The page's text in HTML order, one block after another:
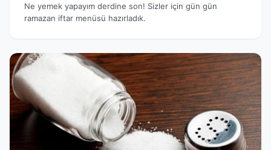
Ne yemek yapayım derdine son! Sizler için gün gün
ramazan iftar menüsü hazırladık.